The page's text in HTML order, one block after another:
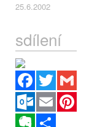
25.6.2002
sdílení
Facebook
Twitter
Outlook.com
Email
Evernote